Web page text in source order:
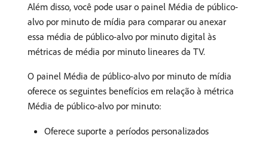
Além disso, você pode usar o painel Média de público-
alvo por minuto de mídia para comparar ou anexar
essa média de público-alvo por minuto digital às
métricas de média por minuto lineares da TV.
O painel Média de público-alvo por minuto de mídia
oferece os seguintes benefícios em relação à métrica
Média de público-alvo por minuto:
Oferece suporte a períodos personalizados